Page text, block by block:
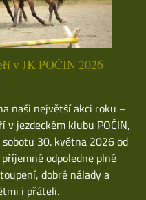
v JK POČIN 2026
naši největší akci roku –
v jezdeckém klubu POČIN,
30. května 2026 od
odpoledne plné
dobré nálady a
i přáteli.